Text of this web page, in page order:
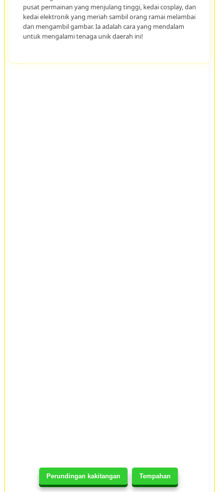
Perundingan kakitangan Tempahan
pusat permainan yang menjulang tinggi, kedai cosplay, dan
kedai elektronik yang meriah sambil orang ramai melambai
dan mengambil gambar. Ia adalah cara yang mendalam
untuk mengalami tenaga unik daerah ini!